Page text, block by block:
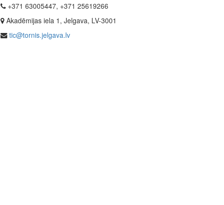
+371 63005447, +371 25619266
Akadēmijas iela 1, Jelgava, LV-3001
tic@tornis.jelgava.lv